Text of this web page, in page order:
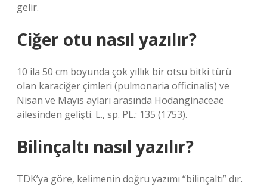
gelir.
Ciğer otu nasıl yazılır?
10 ila 50 cm boyunda çok yıllık bir otsu bitki türü
olan karaciğer çimleri (pulmonaria officinalis) ve
Nisan ve Mayıs ayları arasında Hodanginaceae
ailesinden gelişti. L., sp. PL.: 135 (1753).
Bilinçaltı nasıl yazılır?
TDK’ya göre, kelimenin doğru yazımı “bilinçaltı” dır.